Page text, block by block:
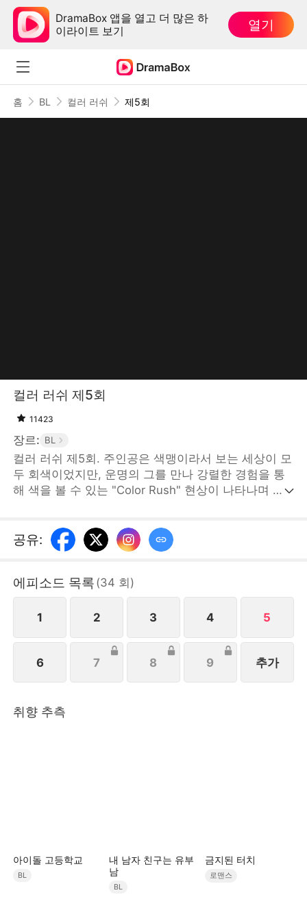
DramaBox 앱을 열고 더 많은 하
이라이트 보기
열기
홈 BL 컬러 러쉬 제5회
컬러 러쉬 제5회
11423
장르: BL
컬러 러쉬 제5회. 주인공은 색맹이라서 보는 세상이 모
두 회색이었지만, 운명의 그를 만나 강렬한 경험을 통
해 색을 볼 수 있는 "Color Rush" 현상이 나타나며 일
공유:
에피소드 목록 (34 회)
1 2 3 4 5
6 7 8 9 추가
취향 추측
아이돌 고등학교
BL
내 남자 친구는 유부
남
BL
금지된 터치
로맨스